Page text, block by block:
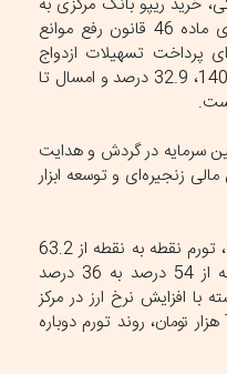
دلیل حجم بالای اوراق دولتی، اجرای ماده 46 قانون رفع موانع
پرداخت تسهیلات ازدواج
بوده است. رشد تسهیلات در سال 1402، 32.9 درصد و امسال تا
سرمایه در گردش و هدایت
زنجیره‌ای و توسعه ابزار
از پایان سال 1401 تا آذرماه 1403، تورم نقطه به نقطه از 63.2
درصد به 33.8 درصد و تورم سالانه از 54 درصد به 36 درصد
با افزایش نرخ ارز در مرکز
مبادله از حدود 45 هزار تومان به 70 هزار تومان، روند تورم دوباره